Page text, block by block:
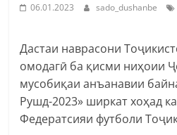
06.01.2023 sado_dushanbe
Дастаи наврасони
омодагӣ ба қисми ниҳоии
мусобиқаи анъанавии
Рушд-2023» ширкат хоҳад
Федератсияи футболи